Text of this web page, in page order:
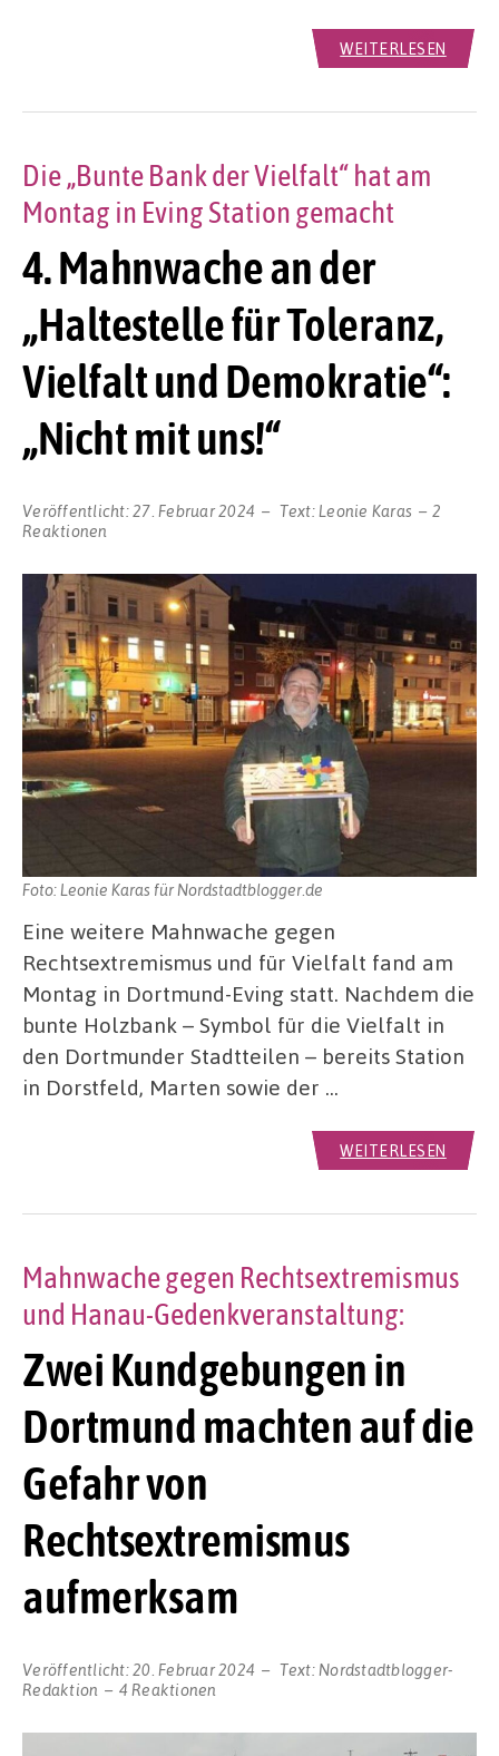
WEITERLESEN
4. Mahnwache an der
„Haltestelle für Toleranz,
Vielfalt und Demokratie“:
„Nicht mit uns!“
Die „Bunte Bank der Vielfalt“ hat am
Montag in Eving Station gemacht
Veröffentlicht:27. Februar 2024 Text:Leonie Karas
2
Reaktionen
Foto: Leonie Karas für Nordstadtblogger.de
Eine weitere Mahnwache gegen
Rechtsextremismus und für Vielfalt fand am
Montag in Dortmund-Eving statt. Nachdem die
bunte Holzbank – Symbol für die Vielfalt in
den Dortmunder Stadtteilen – bereits Station
in Dorstfeld, Marten sowie der …
WEITERLESEN
Zwei Kundgebungen in
Dortmund machten auf die
Gefahr von
Rechtsextremismus
aufmerksam
Mahnwache gegen Rechtsextremismus
und Hanau-Gedenkveranstaltung:
Veröffentlicht: 20. Februar 2024 Text: Nordstadtblogger-
Redaktion
4 Reaktionen